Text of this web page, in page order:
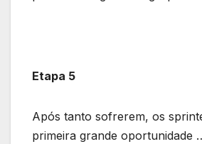
Etapa 5
Após tanto sofrerem, os
primeira grande oportunidade